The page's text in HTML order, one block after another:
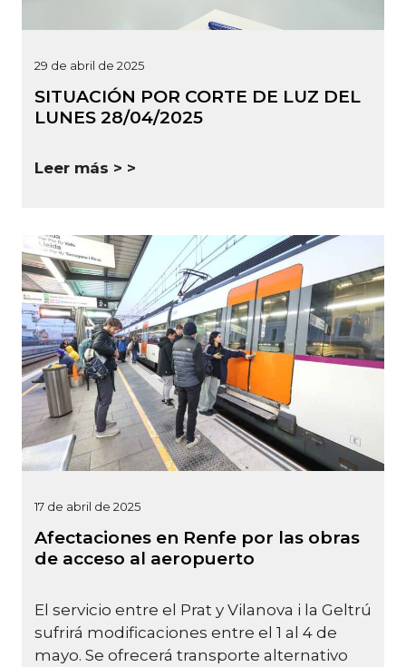
29 de abril de 2025
SITUACIÓN POR CORTE DE LUZ DEL
LUNES 28/04/2025
Leer más >
17 de abril de 2025
Afectaciones en Renfe por las obras
de acceso al aeropuerto
El servicio entre el Prat y Vilanova i la Geltrú
sufrirá modificaciones entre el 1 al 4 de
mayo. Se ofrecerá transporte alternativo